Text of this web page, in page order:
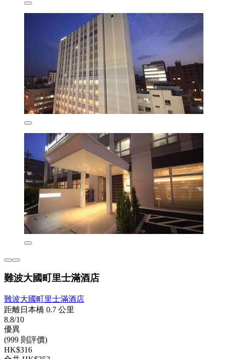
難波大國町里士滿酒店
難波大國町里士滿酒店
距離日本橋 0.7 公里
8.8/10
優異
(999 則評價)
HK$316